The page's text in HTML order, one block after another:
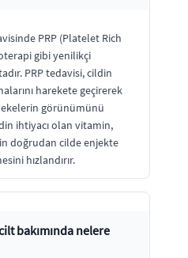
PRP (Platelet Rich
gibi yenilikçi
PRP tedavisi, cildin
harekete geçirerek
görünümünü
ihtiyacı olan vitamin,
doğrudan cilde enjekte
hızlandırır.
bakımında nelere